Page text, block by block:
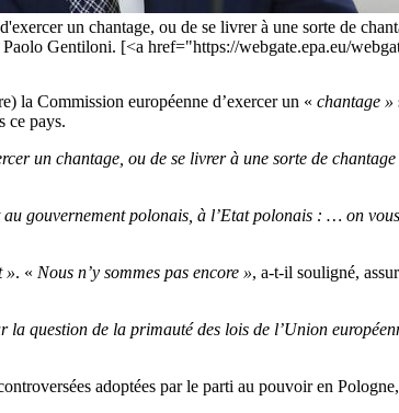
un chantage, ou de se livrer à une sorte de
Paolo Gentiloni. [<a href="https://webgate.epa.eu/
la Commission européenne d’exercer un « chantage »
ce pays.
un chantage, ou de se livrer à une sorte de
gouvernement polonais, à l’Etat polonais : … on
». « Nous n’y sommes pas encore », a-t-il souligné,
question de la primauté des lois de l’Union
adoptées par le parti au pouvoir en